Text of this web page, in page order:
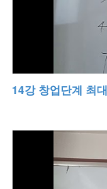
14강 창업단계 최